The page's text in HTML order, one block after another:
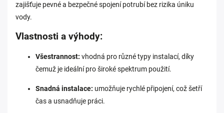
zajišťuje pevné a bezpečné spojení potrubí bez rizika úniku
vody.
Vlastnosti a výhody:
Všestrannost: vhodná pro různé typy instalací, díky
čemuž je ideální pro široké spektrum použití.
Snadná instalace: umožňuje rychlé připojení, což šetří
čas a usnadňuje práci.